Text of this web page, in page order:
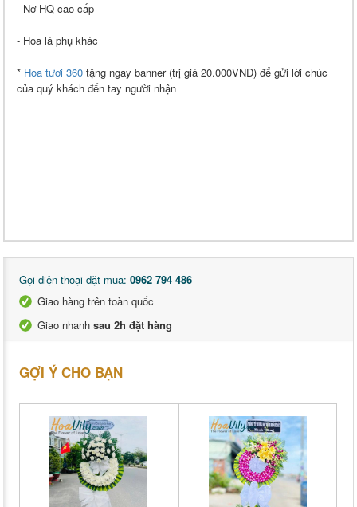
- Nơ HQ cao cấp
- Hoa lá phụ khác
* Hoa tươi 360 tặng ngay banner (trị giá 20.000VND) để gửi lời chúc
của quý khách đến tay người nhận
Gọi điện thoại đặt mua: 0962 794 486
Giao hàng trên toàn quốc
Giao nhanh sau 2h đặt hàng
GỢI Ý CHO BẠN